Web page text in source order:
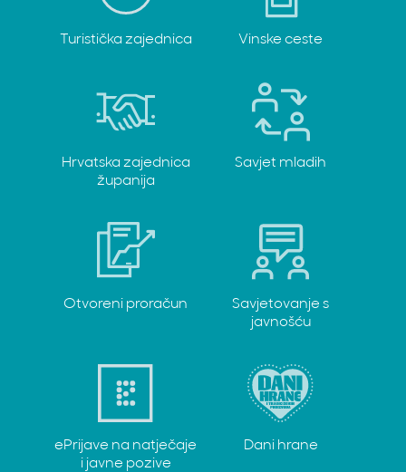
Turistička zajednica Vinske ceste
Hrvatska zajednica
županija
Savjet mladih
Otvoreni proračun
Savjetovanje s
javnošću
ePrijave na natječaje
i javne pozive
Dani hrane